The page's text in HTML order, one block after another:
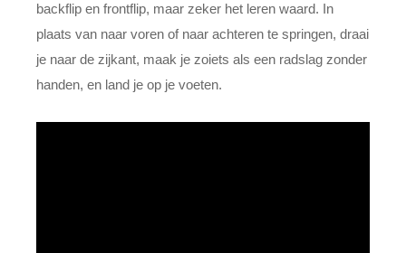
backflip en frontflip, maar zeker het leren waard. In
plaats van naar voren of naar achteren te springen, draai
je naar de zijkant, maak je zoiets als een radslag zonder
handen, en land je op je voeten.